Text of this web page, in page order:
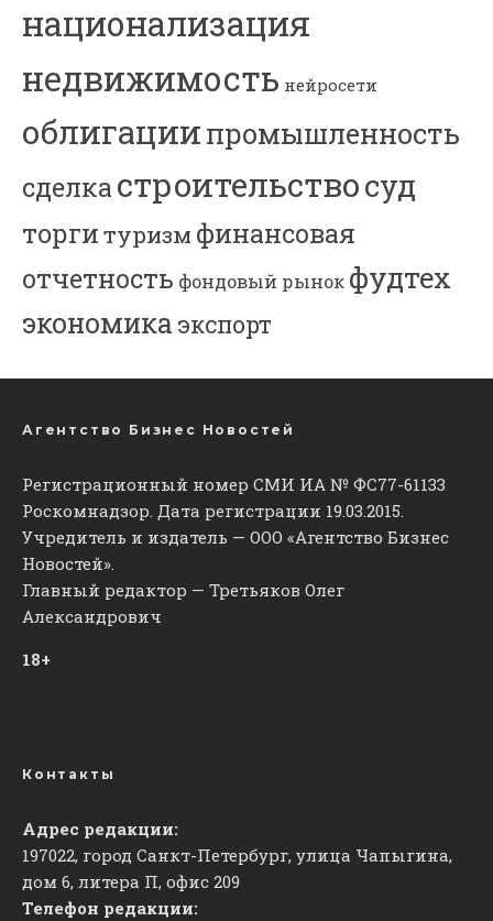
национализация
недвижимость нейросети
облигациипромышленность
сделкастроительствосуд
торгитуризм финансовая
отчетность фондовый рынок фудтех
экономика экспорт
Агентство Бизнес Новостей
Регистрационный номер СМИ ИА № ФС77-61133
Роскомнадзор. Дата регистрации 19.03.2015.
Учредитель и издатель — ООО «Агентство Бизнес
Новостей».
Главный редактор — Третьяков Олег
Александрович
18+
Контакты
Адрес редакции:
197022, город Санкт-Петербург, улица Чапыгина,
дом 6, литера П, офис 209
Телефон редакции: